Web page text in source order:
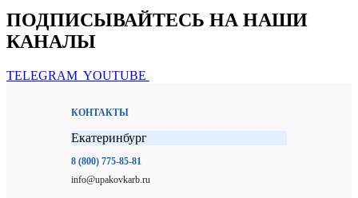
ПОДПИСЫВАЙТЕСЬ НА НАШИ
КАНАЛЫ
TELEGRAM YOUTUBE
КОНТАКТЫ
Екатеринбург
8 (800) 775-85-81
info@upakovkarb.ru